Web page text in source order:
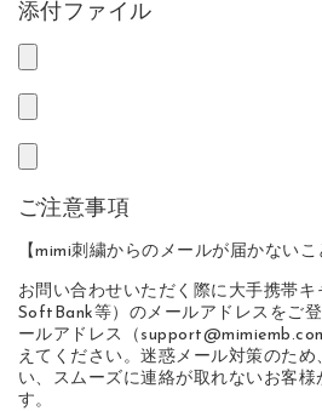
添付ファイル
ご注意事項
【mimi刺繍からのメールが届かないこ
お問い合わせいただく際に大手携帯
SoftBank等）のメールアドレスをご
ールアドレス（
えてください。迷惑メール対策のた
い、スムーズに連絡が取れないお客様
す。